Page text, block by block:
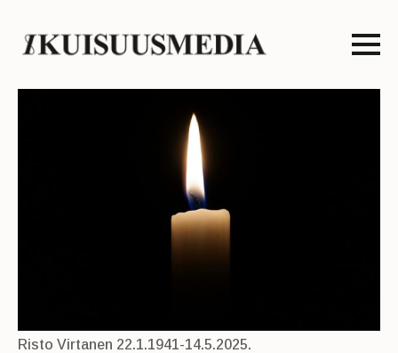
Risto Virtanen 22.1.1941-14.5.2025.